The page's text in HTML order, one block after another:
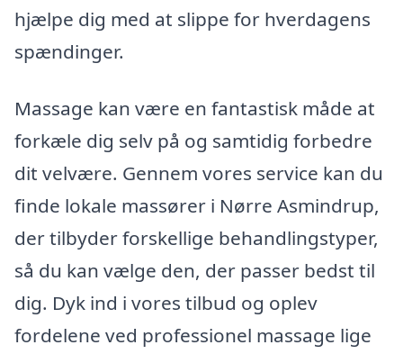
hjælpe dig med at slippe for hverdagens
spændinger.
Massage kan være en fantastisk måde at
forkæle dig selv på og samtidig forbedre
dit velvære. Gennem vores service kan du
finde lokale massører i Nørre Asmindrup,
der tilbyder forskellige behandlingstyper,
så du kan vælge den, der passer bedst til
dig. Dyk ind i vores tilbud og oplev
fordelene ved professionel massage lige